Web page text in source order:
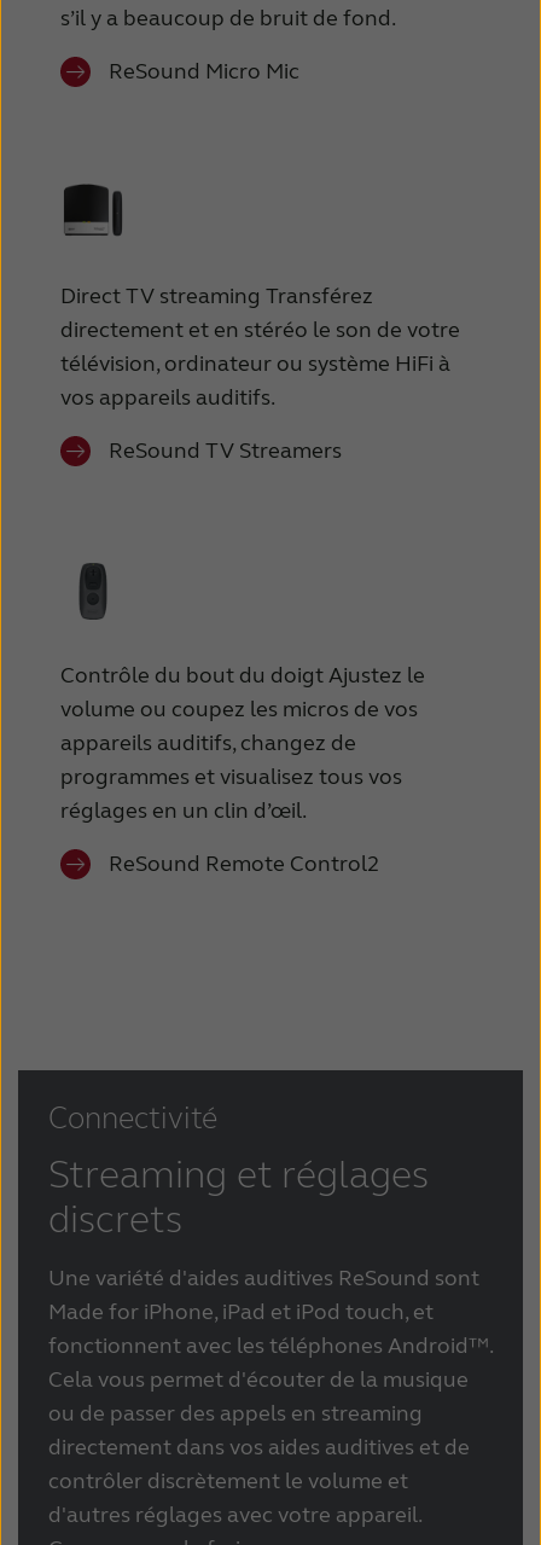
Schweiz Suisse
Suomi Sverige
United States
عربي
s’il y a beaucoup de bruit de fond.
ReSound Micro Mic
Direct TV streaming Transférez
directement et en stéréo le son de votre
télévision, ordinateur ou système HiFi à
vos appareils auditifs.
ReSound TV Streamers
Contrôle du bout du doigt Ajustez le
volume ou coupez les micros de vos
appareils auditifs, changez de
programmes et visualisez tous vos
réglages en un clin d’œil.
ReSound Remote Control2
Connectivité
Streaming et réglages
discrets
Une variété d'aides auditives ReSound sont
Made for iPhone, iPad et iPod touch, et
fonctionnent avec les téléphones Android™.
Cela vous permet d'écouter de la musique
ou de passer des appels en streaming
directement dans vos aides auditives et de
contrôler discrètement le volume et
d'autres réglages avec votre appareil.